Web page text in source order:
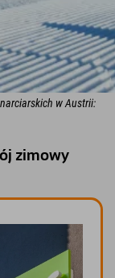
w Austrii:
zimowy